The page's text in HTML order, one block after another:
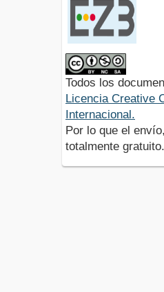
Todos los
Licencia Creative
Internacional.
Por lo que el
totalmente gratuito.